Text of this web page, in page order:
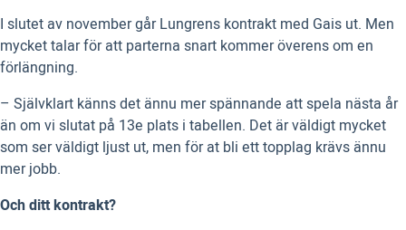
I slutet av november går Lungrens kontrakt med Gais ut. Men
mycket talar för att parterna snart kommer överens om en
förlängning.
– Självklart känns det ännu mer spännande att spela nästa år
än om vi slutat på 13e plats i tabellen. Det är väldigt mycket
som ser väldigt ljust ut, men för at bli ett topplag krävs ännu
mer jobb.
Och ditt kontrakt?